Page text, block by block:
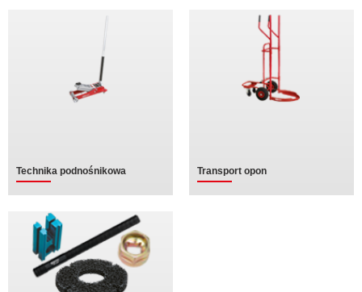
Technika podnośnikowa Transport opon